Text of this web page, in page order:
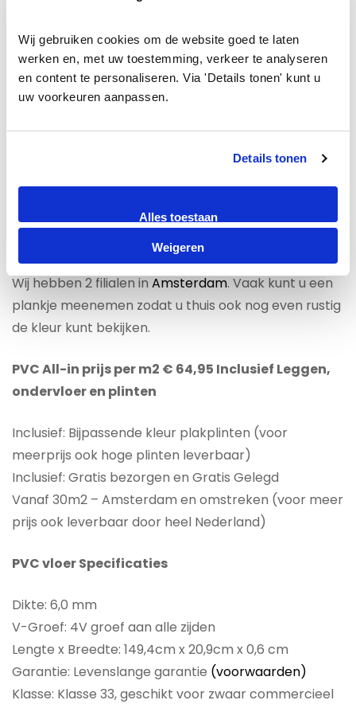
Wij gebruiken cookies om de website goed te laten
werken en, met uw toestemming, verkeer te analyseren
en content te personaliseren. Via 'Details tonen' kunt u
uw voorkeuren aanpassen.
Details tonen
Alles toestaan
Weigeren
Wanneer u zelf geen tijd heeft om PVC te leggen of
wanneer u twee linkerhanden heeft, is het wellicht
verstandig om uw PVC vloer te laten leggen. Een
team van experts gaat graag aan de slag met uw
PVC vloer en realiseert een perfect gelegde
Nederland. Een groot voordeel is dat wij ook nog eens
garantie bieden op het geleverde werk.
Wij hebben 2 filialen in Amsterdam. Vaak kunt u een
plankje meenemen zodat u thuis ook nog even rustig
de kleur kunt bekijken.
PVC All-in prijs per m2 € 64,95 Inclusief Leggen,
ondervloer en plinten
Inclusief: Bijpassende kleur plakplinten (voor
meerprijs ook hoge plinten leverbaar)
Inclusief: Gratis bezorgen en Gratis Gelegd
Vanaf 30m2 – Amsterdam en omstreken (voor meer
prijs ook leverbaar door heel Nederland)
PVC vloer Specificaties
Dikte: 6,0 mm
V-Groef: 4V groef aan alle zijden
Lengte x Breedte: 149,4cm x 20,9cm x 0,6 cm
Garantie: Levenslange garantie (voorwaarden)
Klasse: Klasse 33, geschikt voor zwaar commercieel